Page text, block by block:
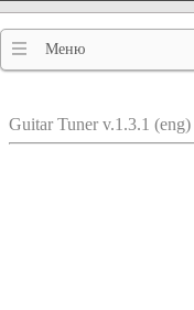
Меню
Guitar Tuner v.1.3.1 (eng)